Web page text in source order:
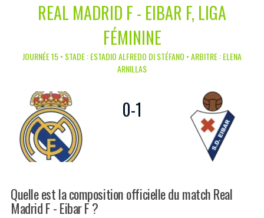
REAL MADRID F - EIBAR F, LIGA
FÉMININE
JOURNÉE 15 • STADE : ESTADIO ALFREDO DI STÉFANO • ARBITRE : ELENA
ARNILLAS
0-1
Quelle est la composition officielle du match Real
Madrid F - Eibar F ?